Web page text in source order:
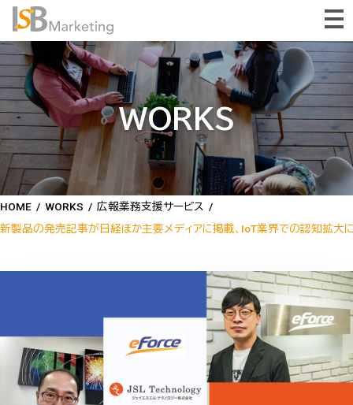
WORKS
HOME / WORKS / 広報業務支援サービス /
新製品の発売記事が日経ほか主要メディアに掲載、IoT業界での認知拡大